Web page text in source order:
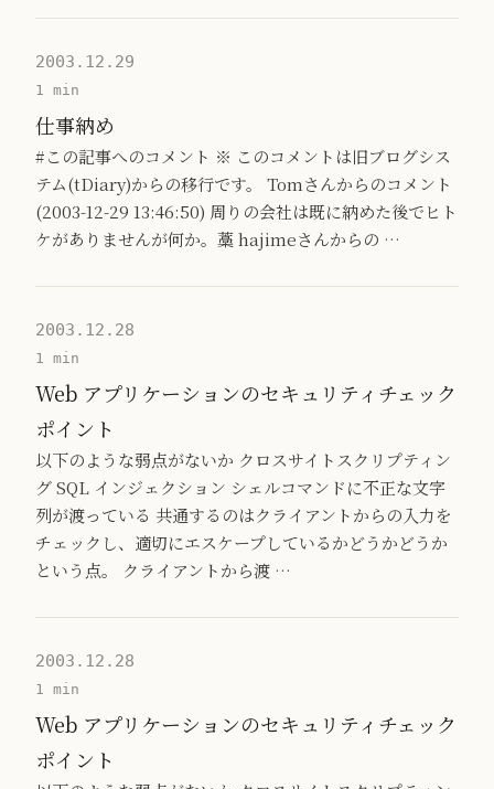
2003.12.29
1 min
仕事納め
#この記事へのコメント ※ このコメントは旧ブログシス
テム(tDiary)からの移行です。 Tomさんからのコメント
(2003-12-29 13:46:50) 周りの会社は既に納めた後でヒト
ケがありませんが何か。藁 hajimeさんからの …
2003.12.28
1 min
Web アプリケーションのセキュリティチェック
ポイント
以下のような弱点がないか クロスサイトスクリプティン
グ SQL インジェクション シェルコマンドに不正な文字
列が渡っている 共通するのはクライアントからの入力を
チェックし、適切にエスケープしているかどうかどうか
という点。 クライアントから渡 …
2003.12.28
1 min
Web アプリケーションのセキュリティチェック
ポイント